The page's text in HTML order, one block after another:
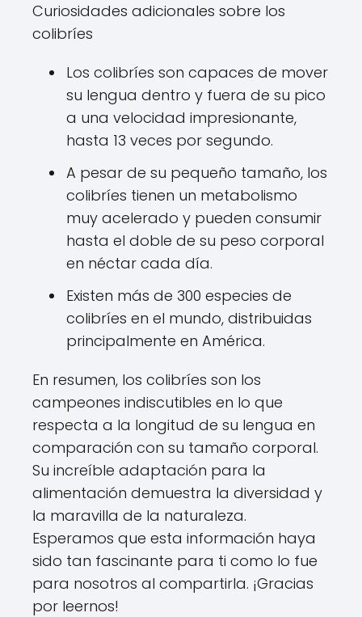
Curiosidades adicionales sobre los
colibríes
Los colibríes son capaces de mover
su lengua dentro y fuera de su pico
a una velocidad impresionante,
hasta 13 veces por segundo.
A pesar de su pequeño tamaño, los
colibríes tienen un metabolismo
muy acelerado y pueden consumir
hasta el doble de su peso corporal
en néctar cada día.
Existen más de 300 especies de
colibríes en el mundo, distribuidas
principalmente en América.
En resumen, los colibríes son los
campeones indiscutibles en lo que
respecta a la longitud de su lengua en
comparación con su tamaño corporal.
Su increíble adaptación para la
alimentación demuestra la diversidad y
la maravilla de la naturaleza.
Esperamos que esta información haya
sido tan fascinante para ti como lo fue
para nosotros al compartirla. ¡Gracias
por leernos!